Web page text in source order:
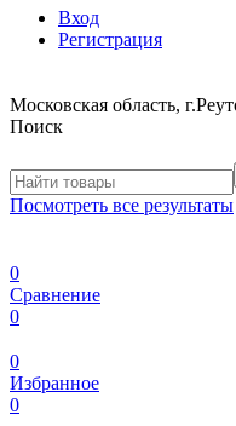
Вход
Регистрация
Московская область,
Поиск
Посмотреть все результаты
0
Сравнение
0
0
Избранное
0